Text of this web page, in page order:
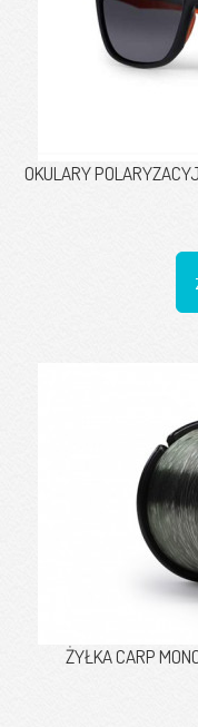
OKULARY
ŻYŁKA CARP